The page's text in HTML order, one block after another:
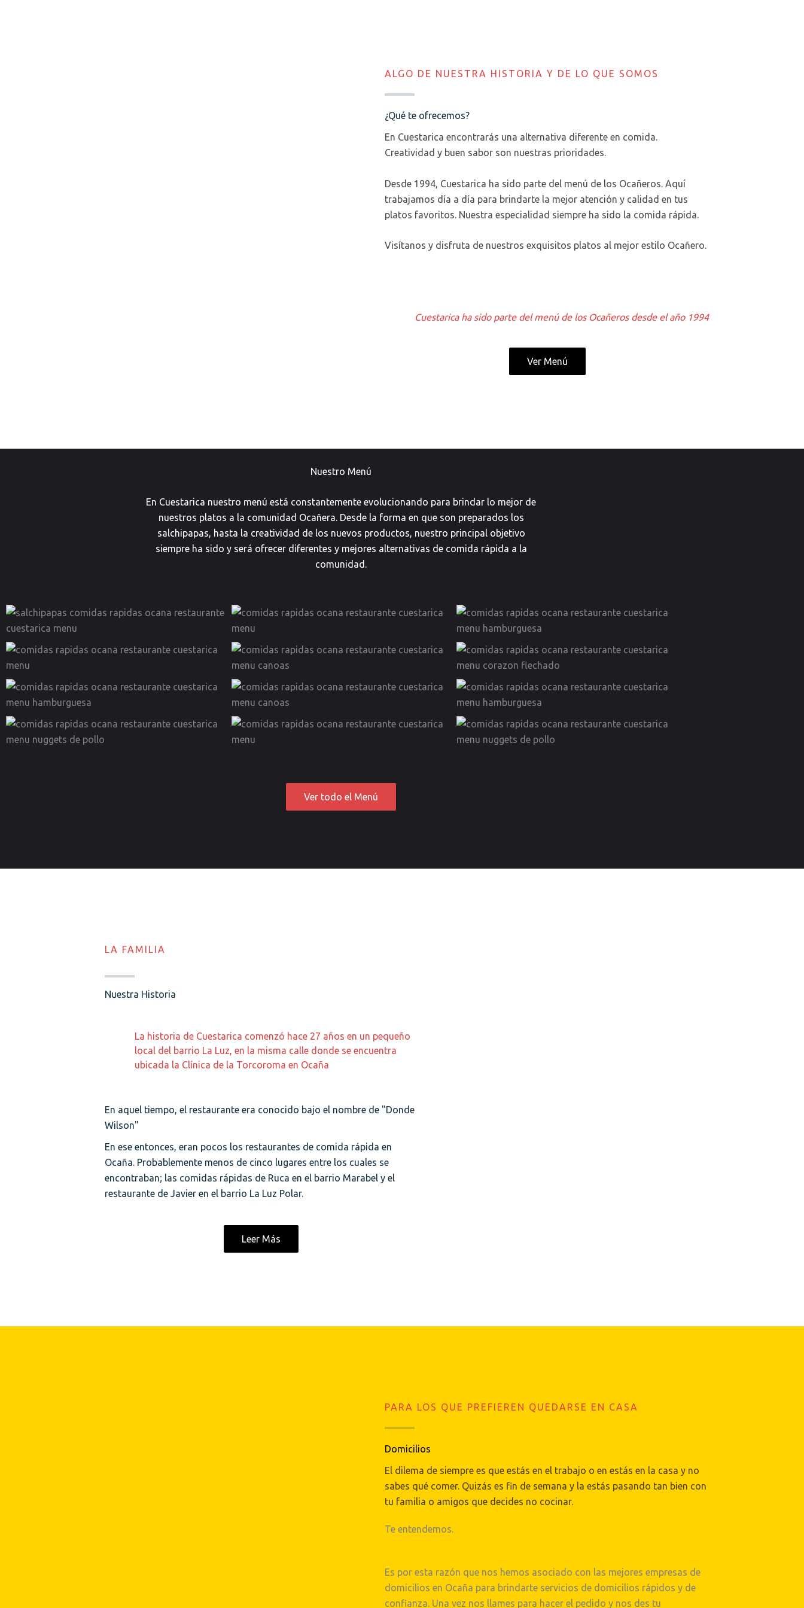
ALGO DE NUESTRA HISTORIA Y DE LO QUE SOMOS
¿Qué te ofrecemos?
En Cuestarica encontrarás una alternativa diferente en comida.
Creatividad y buen sabor son nuestras prioridades.
Desde 1994, Cuestarica ha sido parte del menú de los Ocañeros. Aquí
trabajamos día a día para brindarte la mejor atención y calidad en tus
platos favoritos. Nuestra especialidad siempre ha sido la comida rápida.
Visítanos y disfruta de nuestros exquisitos platos al mejor estilo Ocañero.
Cuestarica ha sido parte del menú de los Ocañeros desde el año 1994
Ver Menú
Nuestro Menú
En Cuestarica nuestro menú está constantemente evolucionando para brindar lo mejor de
nuestros platos a la comunidad Ocañera. Desde la forma en que son preparados los
salchipapas, hasta la creatividad de los nuevos productos, nuestro principal objetivo
siempre ha sido y será ofrecer diferentes y mejores alternativas de comida rápida a la
comunidad.
Ver todo el Menú
LA FAMILIA
Nuestra Historia
La historia de Cuestarica comenzó hace 27 años en un pequeño
local del barrio La Luz, en la misma calle donde se encuentra
ubicada la Clínica de la Torcoroma en Ocaña
En aquel tiempo, el restaurante era conocido bajo el nombre de "Donde
Wilson"
En ese entonces, eran pocos los restaurantes de comida rápida en
Ocaña. Probablemente menos de cinco lugares entre los cuales se
encontraban; las comidas rápidas de Ruca en el barrio Marabel y el
restaurante de Javier en el barrio La Luz Polar.
Leer Más
PARA LOS QUE PREFIEREN QUEDARSE EN CASA
Domicilios
El dilema de siempre es que estás en el trabajo o en estás en la casa y no
sabes qué comer. Quizás es fin de semana y la estás pasando tan bien con
tu familia o amigos que decides no cocinar.
Te entendemos.
Es por esta razón que nos hemos asociado con las mejores empresas de
domicilios en Ocaña para brindarte servicios de domicilios rápidos y de
confianza. Una vez nos llames para hacer el pedido y nos des tu